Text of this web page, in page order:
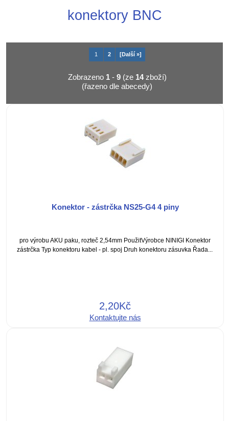
konektory BNC
1 2 [Další »]
Zobrazeno 1- 9(ze 14zboží)
(řazeno dle abecedy)
Konektor - zástrčka NS25-G4 4 piny
pro výrobu AKU paku, rozteč 2,54mm PoužitVýrobce NINIGI Konektor
zástrčka Typ konektoru kabel - pl. spoj Druh konektoru zásuvka Řada...
2,20Kč
Kontaktujte nás